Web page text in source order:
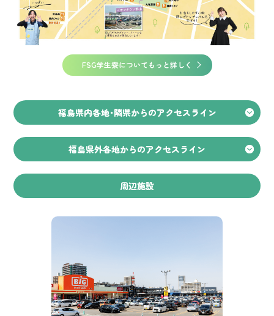
FSG学生寮についてもっと詳しく
福島県内各地・隣県からのアクセスライン
福島県外各地からのアクセスライン
周辺施設